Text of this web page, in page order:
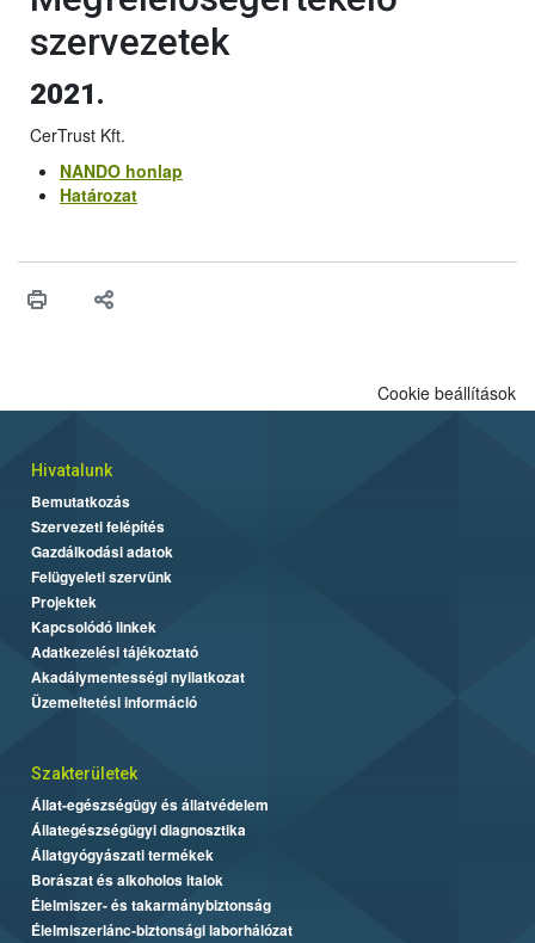
szervezetek
2021.
CerTrust Kft.
NANDO honlap
Határozat
Cookie beállítások
Hivatalunk
Bemutatkozás
Szervezeti felépítés
Gazdálkodási adatok
Felügyeleti szervünk
Projektek
Kapcsolódó linkek
Adatkezelési tájékoztató
Akadálymentességi nyilatkozat
Üzemeltetési információ
Szakterületek
Állat-egészségügy és állatvédelem
Állategészségügyi diagnosztika
Állatgyógyászati termékek
Borászat és alkoholos italok
Élelmiszer- és takarmánybiztonság
Élelmiszerlánc-biztonsági laborhálózat